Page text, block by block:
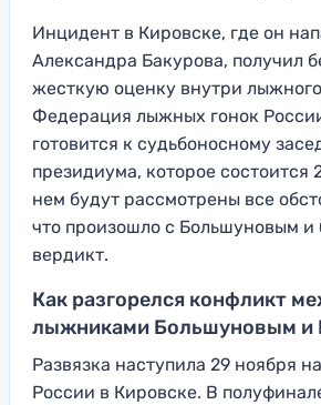
Инцидент в Кировске, где он
Александра Бакурова, получил
жесткую оценку внутри
Федерация лыжных гонок
готовится к судьбоносному
президиума, которое состоится
нем будут рассмотрены все
что произошло с Большуновым и
вердикт.
Как разгорелся конфликт
лыжниками Большуновым и
Развязка наступила 29 ноября
России в Кировске. В